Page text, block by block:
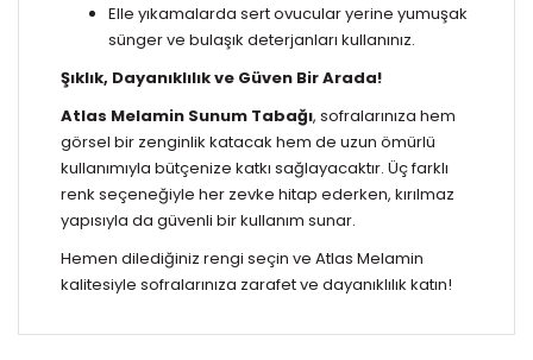
Elle yıkamalarda sert ovucular yerine yumuşak
sünger ve bulaşık deterjanları kullanınız.
Şıklık, Dayanıklılık ve Güven Bir Arada!
Atlas Melamin Sunum Tabağı, sofralarınıza hem
görsel bir zenginlik katacak hem de uzun ömürlü
kullanımıyla bütçenize katkı sağlayacaktır. Üç farklı
renk seçeneğiyle her zevke hitap ederken, kırılmaz
yapısıyla da güvenli bir kullanım sunar.
Hemen dilediğiniz rengi seçin ve Atlas Melamin
kalitesiyle sofralarınıza zarafet ve dayanıklılık katın!